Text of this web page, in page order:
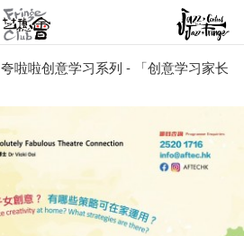
夸啦啦创意学习系列 - 「创意学习家长